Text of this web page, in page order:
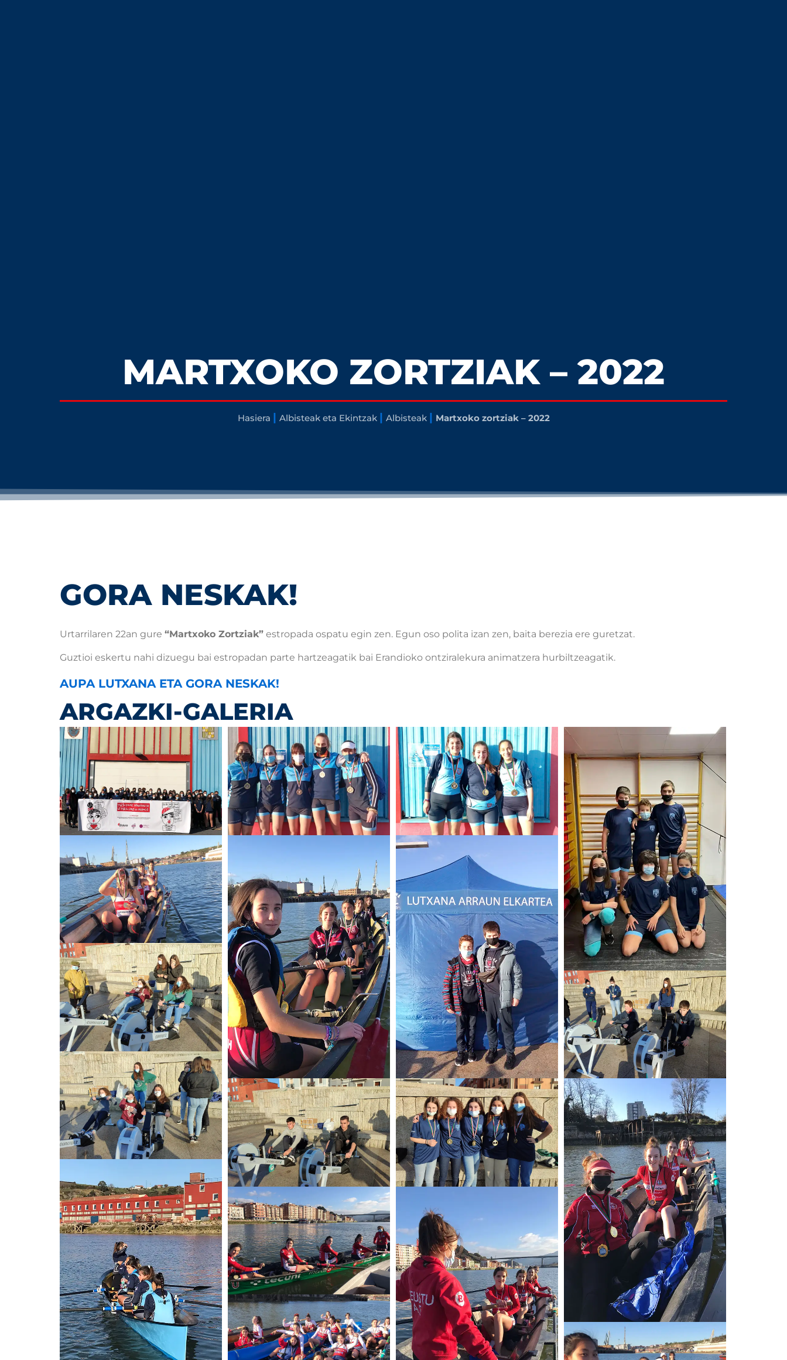
MARTXOKO ZORTZIAK – 2022
Hasiera | Albisteak eta Ekintzak | Albisteak | Martxoko zortziak – 2022
GORA NESKAK!
Urtarrilaren 22an gure “Martxoko Zortziak” estropada ospatu egin zen. Egun oso polita izan zen, baita berezia ere guretzat.
Guztioi eskertu nahi dizuegu bai estropadan parte hartzeagatik bai Erandioko ontziralekura animatzera hurbiltzeagatik.
AUPA LUTXANA ETA GORA NESKAK!
ARGAZKI-GALERIA